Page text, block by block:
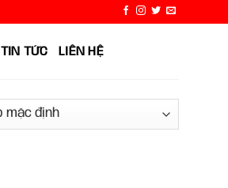
TIN TỨC LIÊN HỆ